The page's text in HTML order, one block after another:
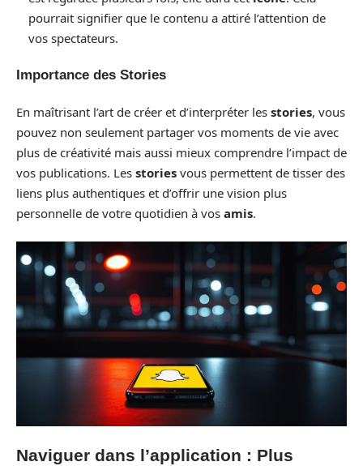
pourrait signifier que le contenu a attiré l’attention de
vos spectateurs.
Importance des Stories
En maîtrisant l’art de créer et d’interpréter les stories, vous
pouvez non seulement partager vos moments de vie avec
plus de créativité mais aussi mieux comprendre l’impact de
vos publications. Les stories vous permettent de tisser des
liens plus authentiques et d’offrir une vision plus
personnelle de votre quotidien à vos amis.
Naviguer dans l’application : Plus